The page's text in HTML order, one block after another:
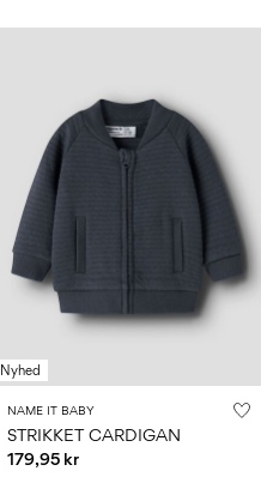
Nyhed
NAME IT BABY
STRIKKET CARDIGAN
179,95 kr